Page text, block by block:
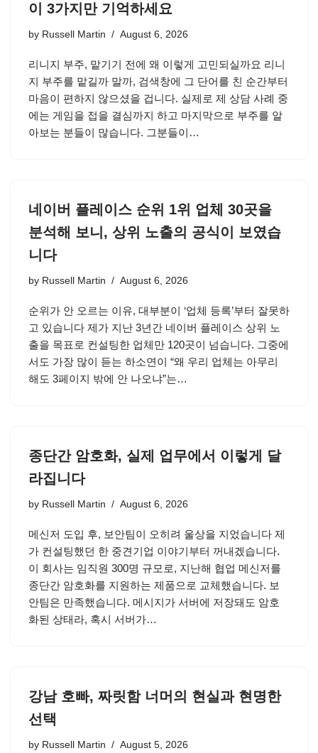
이 3가지만 기억하세요
by Russell Martin August 6, 2026
리니지 부주, 맡기기 전에 왜 이렇게 고민되실까요 리니
지 부주를 맡길까 말까, 검색창에 그 단어를 친 순간부터
마음이 편하지 않으셨을 겁니다. 실제로 제 상담 사례 중
에는 게임을 접을 결심까지 하고 마지막으로 부주를 알
아보는 분들이 많습니다. 그분들이…
네이버 플레이스 순위 1위 업체 30곳을
분석해 보니, 상위 노출의 공식이 보였습
니다
by Russell Martin August 6, 2026
순위가 안 오르는 이유, 대부분이 ‘업체 등록’부터 잘못하
고 있습니다 제가 지난 3년간 네이버 플레이스 상위 노
출을 목표로 컨설팅한 업체만 120곳이 넘습니다. 그중에
서도 가장 많이 듣는 하소연이 “왜 우리 업체는 아무리
해도 3페이지 밖에 안 나오냐”는…
종단간 암호화, 실제 업무에서 이렇게 달
라집니다
by Russell Martin August 6, 2026
메신저 도입 후, 보안팀이 오히려 울상을 지었습니다 제
가 컨설팅했던 한 중견기업 이야기부터 꺼내겠습니다.
이 회사는 임직원 300명 규모로, 지난해 협업 메신저를
종단간 암호화를 지원하는 제품으로 교체했습니다. 보
안팀은 만족했습니다. 메시지가 서버에 저장돼도 암호
화된 상태라, 혹시 서버가…
강남 호빠, 짜릿함 너머의 현실과 현명한
선택
by Russell Martin August 5, 2026